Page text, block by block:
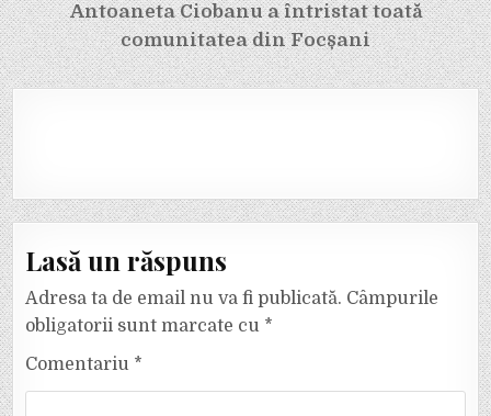
Antoaneta Ciobanu a întristat toată
comunitatea din Focșani
Lasă un răspuns
Adresa ta de email nu va fi publicată. Câmpurile
obligatorii sunt marcate cu *
Comentariu *